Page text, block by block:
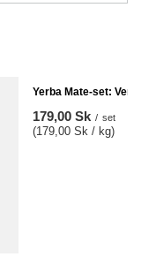
Yerba Mate-set:
179,00 Sk / set
(179,00 Sk / kg)